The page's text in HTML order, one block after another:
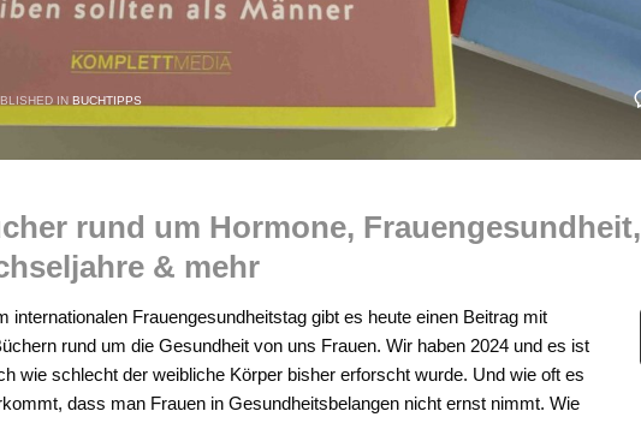
IN BUCHTIPPS
rund um Hormone, Frauengesundheit,
& mehr
internationalen Frauengesundheitstag gibt es heute einen Beitrag mit
rund um die Gesundheit von uns Frauen. Wir haben 2024 und es ist
wie schlecht der weibliche Körper bisher erforscht wurde. Und wie oft es
dass man Frauen in Gesundheitsbelangen nicht ernst nimmt. Wie